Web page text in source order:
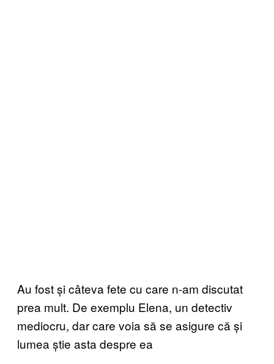
Au fost și câteva fete cu care n-am discutat
prea mult. De exemplu Elena, un detectiv
mediocru, dar care voia să se asigure că și
lumea știe asta despre ea